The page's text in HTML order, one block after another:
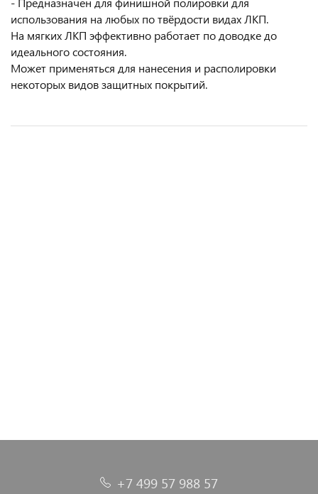
использования на любых по твёрдости видах ЛКП.
На мягких ЛКП эффективно работает по доводке до
идеального состояния.
Может применяться для нанесения и располировки
некоторых видов защитных покрытий.
+7 499 57 988 57